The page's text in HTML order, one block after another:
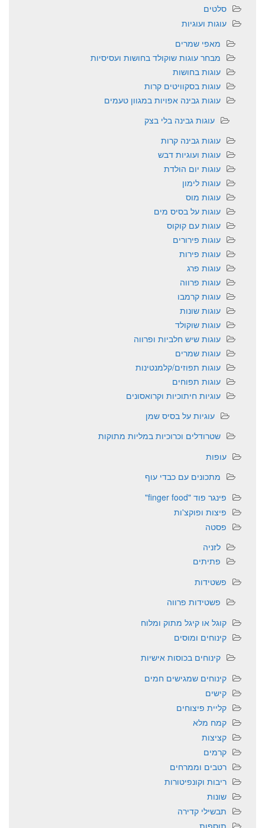
סלטים
עוגות ועוגיות
מאפי שמרים
מבחר עוגות שוקולד בחושות ועסיסיות
עוגות בחושות
עוגות בסקוויטים קרות
עוגות גבינה אפויות במגוון טעמים
עוגות גבינה בלי בצק
עוגות גבינה קרות
עוגות ועוגיות דבש
עוגות יום הולדת
עוגות לימון
עוגות מוס
עוגות על בסיס מים
עוגות עם קוקוס
עוגות פירורים
עוגות פירות
עוגות פרג
עוגות פרווה
עוגות קרמבו
עוגות שונות
עוגות שוקולד
עוגות שיש חלביות ופרווה
עוגות שמרים
עוגות תפוזים/קלמנטינות
עוגות תפוחים
עוגיות חיתוכיות וקרואסונים
עוגיות על בסיס שמן
שטרודלים וכרוכיות במליות מתוקות
עופות
מתכונים עם כבדי עוף
פינגר פוד "finger food"
פיצות ופוקצ'ות
פסטה
לזניה
פתיתים
פשטידות
פשטידות פרווה
קוגל או קיגל מתוק ומלוח
קינוחים ומוסים
קינוחים בכוסות אישיות
קינוחים שמגישים חמים
קישים
קליית פיצוחים
קמח מלא
קציצות
קרמים
רטבים וממרחים
ריבות וקונפיטורות
שונות
תבשילי קדירה
תוספות